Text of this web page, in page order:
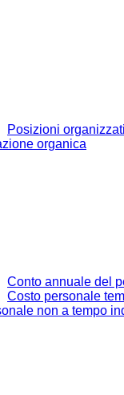
Posizioni
organica
Conto annuale del
Costo personale
non a tempo